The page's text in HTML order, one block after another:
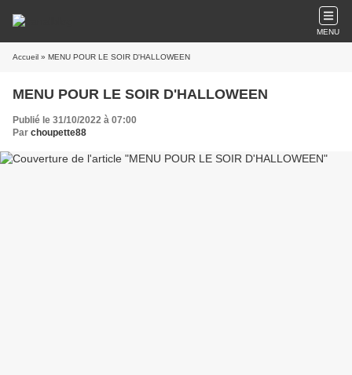
MENU
Accueil » MENU POUR LE SOIR D'HALLOWEEN
MENU POUR LE SOIR D'HALLOWEEN
Publié le 31/10/2022 à 07:00
Par choupette88